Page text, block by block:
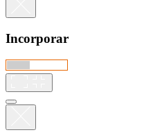
Incorporar